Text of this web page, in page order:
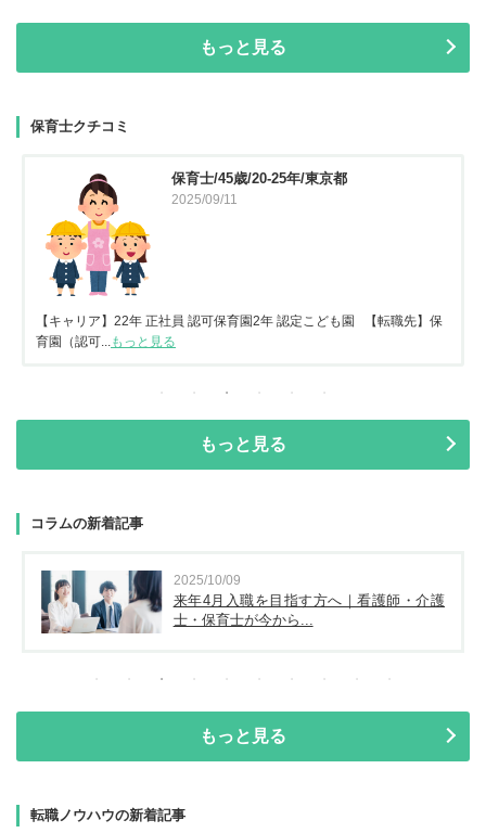
もっと見る
保育士クチコミ
保育士/45歳/20-25年/東京都
2025/09/11
【キャリア】22年 正社員 認可保育園2年 認定こども園 【転職先】保
育園（認可...
もっと見る
もっと見る
コラムの新着記事
2025/10/09
来年4月入職を目指す方へ｜看護師・介護
士・保育士が今から...
もっと見る
転職ノウハウの新着記事